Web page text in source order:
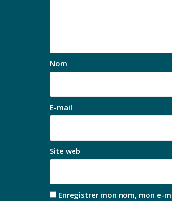
Nom
E-mail
Site web
Enregistrer mon nom, mon e-